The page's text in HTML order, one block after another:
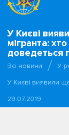
У Києві
мігранта:
доведеться
Всі новини
У
У Києві виявили
29.07.2019